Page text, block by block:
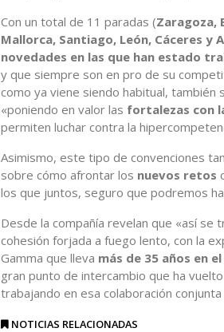
Con un total de 11 paradas (Zaragoza,
Mallorca, Santiago, León, Cáceres y
novedades en las que han estado
y que siempre son en pro de su
como ya viene siendo habitual, también
«poniendo en valor las fortalezas con
permiten luchar contra la
Asimismo, este tipo de convenciones
sobre cómo afrontar los nuevos retos
los que juntos, seguro que podremos
Desde la compañía revelan que «así se
cohesión forjada a fuego lento, con la
Gamma que lleva más de 35 años en
gran punto de intercambio que ha
trabajando en esa colaboración
NOTICIAS RELACIONADAS